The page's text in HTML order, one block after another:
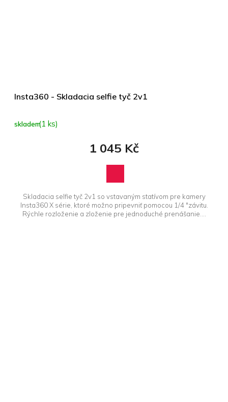
Insta360 - Skladacia selfie tyč 2v1
skladem(1 ks)
1 045 Kč
Skladacia selfie tyč 2v1 so vstavaným statívom pre kamery
Insta360 X série, ktoré možno pripevniť pomocou 1/4 "závitu.
Rýchle rozloženie a zloženie pre jednoduché prenášanie....